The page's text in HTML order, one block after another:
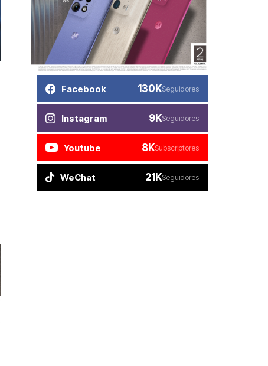
Facebook 130KSeguidores
Instagram 9KSeguidores
Youtube 8KSubscriptores
WeChat 21KSeguidores